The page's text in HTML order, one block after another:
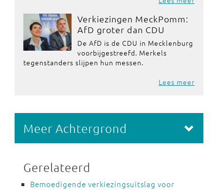
Verkiezingen MeckPomm:
AfD groter dan CDU
De AfD is de CDU in Mecklenburg
voorbijgestreefd. Merkels
tegenstanders slijpen hun messen.
Lees meer
Meer Achtergrond
Gerelateerd
Bemoedigende verkiezingsuitslag voor